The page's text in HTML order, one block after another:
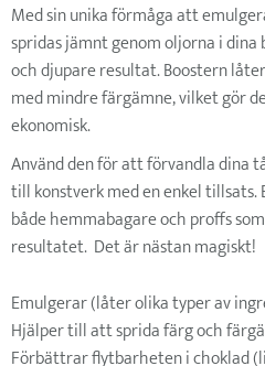
Med sin unika förmåga att
spridas jämnt genom oljorna i
och djupare resultat. Boostern
med mindre färgämne, vilket gör
ekonomisk.
Använd den för att förvandla dina
till konstverk med en enkel
både hemmabagare och proffs
resultatet. Det är nästan magiskt!
Emulgerar (låter olika typer av
Hjälper till att sprida färg och
Förbättrar flytbarheten i choklad